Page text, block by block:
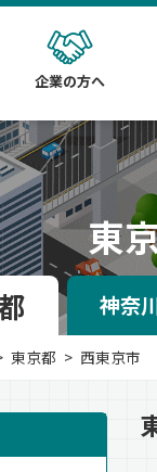
企業の方へ
東
神奈
東京都 西東京市